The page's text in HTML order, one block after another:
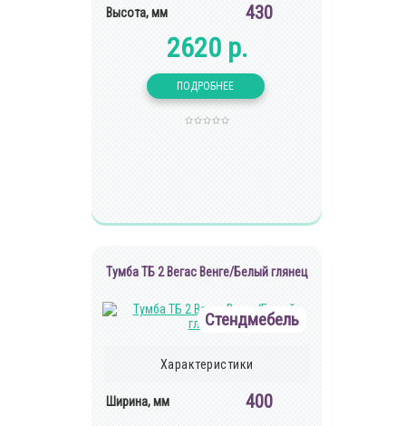
Высота, мм 430
2620 р.
Тумба ТБ 2 Вегас Венге/Белый глянец
Стендмебель
Характеристики
Ширина, мм 400